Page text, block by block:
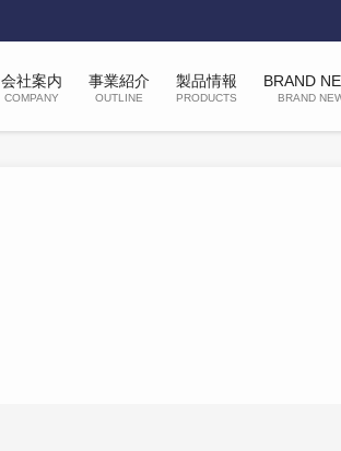
会社案内
COMPANY
事業紹介
OUTLINE
製品情報
PRODUCTS
BRAND
BRAND